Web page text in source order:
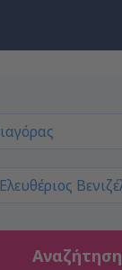
Αναζήτηση